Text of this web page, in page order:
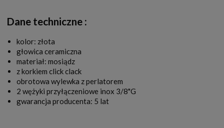
Dane techniczne :
kolor: złota
głowica ceramiczna
materiał: mosiądz
z korkiem click clack
obrotowa wylewka z perlatorem
2 wężyki przyłączeniowe inox 3/8"G
gwarancja producenta: 5 lat